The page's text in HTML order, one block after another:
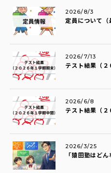
定員について（
2026/8/3
テスト結果（２
2026/7/13
テスト結果（２
2026/6/8
「猿田塾はど
2026/3/25